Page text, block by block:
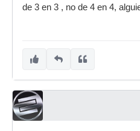
de 3 en 3 , no de 4 en 4,